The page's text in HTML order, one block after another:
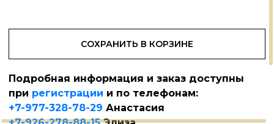
+
СОХРАНИТЬ В КОРЗИНЕ
Подробная информация и заказ доступны
при регистрации и по телефонам:
+7-977-328-78-29 Анастасия